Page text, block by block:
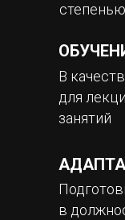
В
для
занятий
в